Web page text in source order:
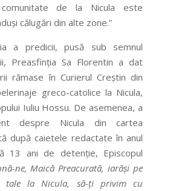
de la Nicula este
călugări din alte zone.”
a predicii, pusă sub semnul
Preasfinția Sa Florentin a dat
rămase în Curierul Creștin din
greco-catolice la Nicula,
Iuliu Hossu. De asemenea, a
despre Nicula din cartea
după caietele redactate în anul
13 ani de detenție, Episcopul
ne, Maică Preacurată, iarăși pe
tale la Nicula, să-ți privim cu